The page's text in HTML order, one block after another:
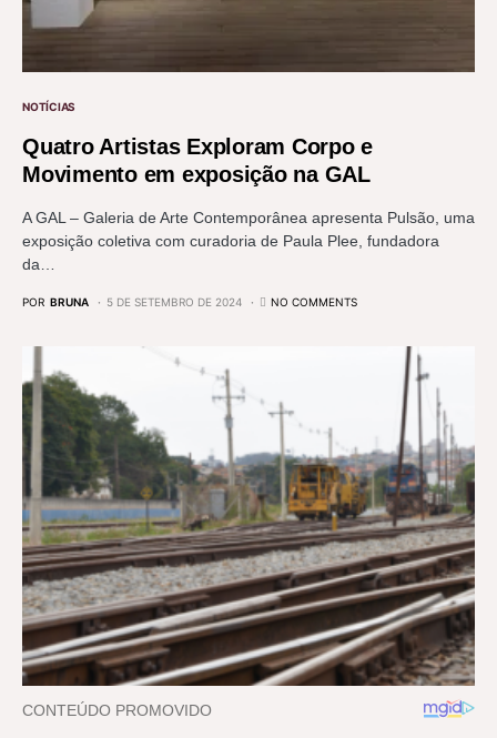
NOTÍCIAS
Quatro Artistas Exploram Corpo e
Movimento em exposição na GAL
A GAL – Galeria de Arte Contemporânea apresenta Pulsão, uma
exposição coletiva com curadoria de Paula Plee, fundadora
da…
POR BRUNA 5 DE SETEMBRO DE 2024 NO COMMENTS